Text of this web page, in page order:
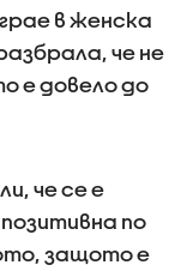
в женска
че не
е довело до
че се е
по
защото е